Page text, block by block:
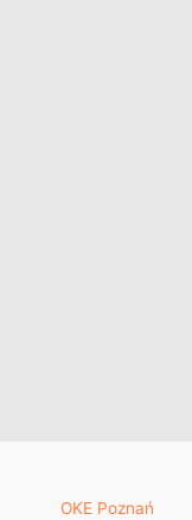
OKE Poznań